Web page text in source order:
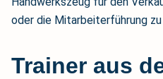
oder die Mitarbeiterführung
Trainer aus